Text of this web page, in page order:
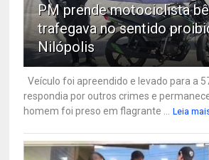
PM prende motociclista
trafegava no sentido
Nilópolis
Veículo foi apreendido e levado para a
respondia por outros crimes e
homem foi preso em flagrante ...
Leia